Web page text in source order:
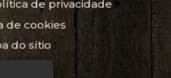
de privacidade
de cookies
do sítio